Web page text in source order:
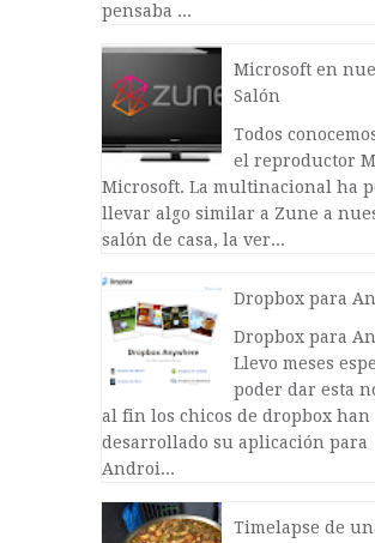
pensaba ...
Microsoft en
Salón
Todos
el reproductor
Microsoft. La multinacional ha
llevar algo similar a Zune a
salón de casa, la ver...
Dropbox para
Dropbox para
Llevo meses
poder dar esta
al fin los chicos de dropbox han
desarrollado su aplicación para
Androi...
Timelapse de